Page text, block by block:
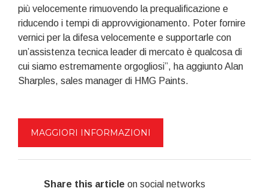
più velocemente rimuovendo la prequalificazione e
riducendo i tempi di approvvigionamento. Poter fornire
vernici per la difesa velocemente e supportarle con
un’assistenza tecnica leader di mercato è qualcosa di
cui siamo estremamente orgogliosi”, ha aggiunto Alan
Sharples, sales manager di HMG Paints.
MAGGIORI INFORMAZIONI
Share this article on social networks